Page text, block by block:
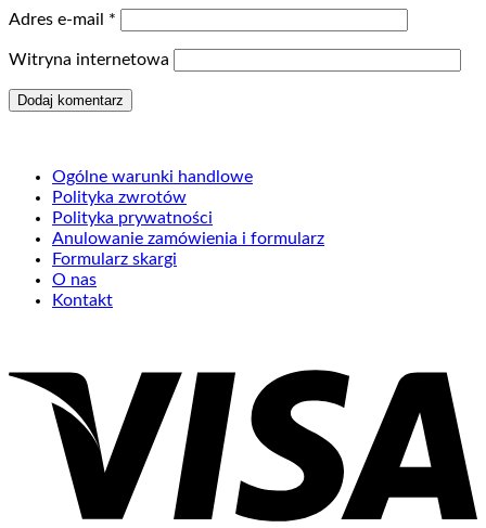
Adres e-mail *
Witryna internetowa
Ogólne warunki handlowe
Polityka zwrotów
Polityka prywatności
Anulowanie zamówienia i formularz
Formularz skargi
O nas
Kontakt